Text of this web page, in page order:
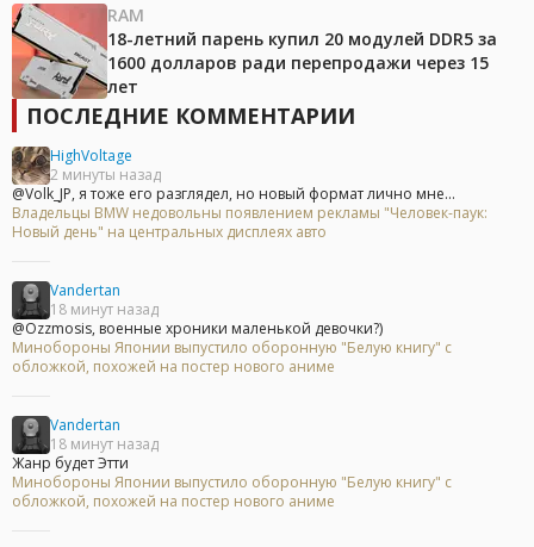
RAM
18-летний парень купил 20 модулей DDR5 за
1600 долларов ради перепродажи через 15
лет
ПОСЛЕДНИЕ КОММЕНТАРИИ
HighVoltage
2 минуты назад
@Volk_JP, я тоже его разглядел, но новый формат лично мне...
Владельцы BMW недовольны появлением рекламы "Человек-паук:
Новый день" на центральных дисплеях авто
Vandertan
18 минут назад
@Ozzmosis, военные хроники маленькой девочки?)
Минобороны Японии выпустило оборонную "Белую книгу" с
обложкой, похожей на постер нового аниме
Vandertan
18 минут назад
Жанр будет Этти
Минобороны Японии выпустило оборонную "Белую книгу" с
обложкой, похожей на постер нового аниме